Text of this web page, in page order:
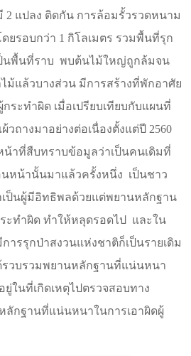
2 แปลง ติดกัน การล้อมรั้วรวดหนาม
ยรอบกว่า 1 กิโลเมตร รวมพื้นที่รุก
นพื้นที่ราบ พบต้นไม้ใหญ่ถูกล้มจน
ม้แล้วบางส่วน มีการสร้างที่พักอาศัย
ระทำผิด เมื่อเปรียบเทียบกับแผนที่
วถางมาอย่างต่อเนื่องตั้งแต่ปี 2560
น้าที่สืบทราบข้อมูลว่าเป็นคนเดิมที่
นหน้านั้นมาแล้วครั้งหนึ่ง เป็นชาว
ป็นผู้มีอิทธิพลด้วยแต่พยานหลักฐาน
ะทำผิด ทำให้หลุดรอดไป
และใน
ารรุกป่าสงวนแห่งชาติก็เป็นรายเดิม
รวบรวมพยานหลักฐานที่แน่นหนา
ยู่ในที่เกิดเหตุไปตรวจสอบทาง
ลักฐานที่แน่นหนาในการเอาผิดผู้